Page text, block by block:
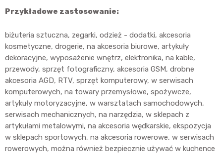
Przykładowe zastosowanie:
biżuteria sztuczna, zegarki, odzież - dodatki, akcesoria
kosmetyczne, drogerie, na akcesoria biurowe, artykuły
dekoracyjne, wyposażenie wnętrz, elektronika, na kable,
przewody, sprzęt fotograficzny, akcesoria GSM, drobne
akcesoria AGD, RTV, sprzęt komputerowy, w serwisach
komputerowych, na towary przemysłowe, spożywcze,
artykuły motoryzacyjne, w warsztatach samochodowych,
serwisach mechanicznych, na narzędzia, w sklepach z
artykułami metalowymi, na akcesoria wędkarskie, ekspozycja
w sklepach sportowych, na akcesoria rowerowe, w serwisach
rowerowych, można również bezpiecznie używać w kuchence